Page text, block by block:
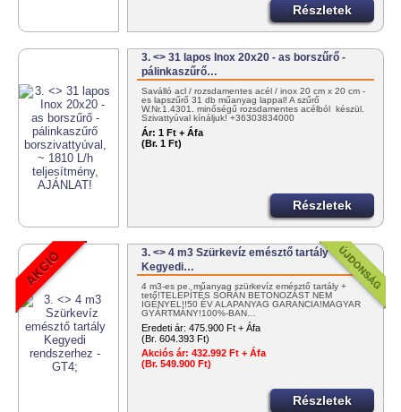
Részletek
3. <> 31 lapos Inox 20x20 - as borszűrő -
pálinkaszűrő…
Saválló acl / rozsdamentes acél / inox 20 cm x 20 cm -
es lapszűrő 31 db műanyag lappal! A szűrő
W.Nr.1.4301. minőségű rozsdamentes acélból készül.
Szivattyúval kínáljuk! +36303834000
info@tartalygyar.hu
Ár: 1 Ft + Áfa
(Br. 1 Ft)
Részletek
3. <> 4 m3 Szürkevíz emésztő tartály
Kegyedi…
4 m3-es pe. műanyag szürkevíz emésztő tartály +
tető!TELEPÍTÉS SORÁN BETONOZÁST NEM
IGÉNYEL!!50 ÉV ALAPANYAG GARANCIA!MAGYAR
GYÁRTMÁNY!100%-BAN…
Eredeti ár: 475.900 Ft + Áfa
(Br. 604.393 Ft)
Akciós ár: 432.992 Ft + Áfa
(Br. 549.900 Ft)
Részletek